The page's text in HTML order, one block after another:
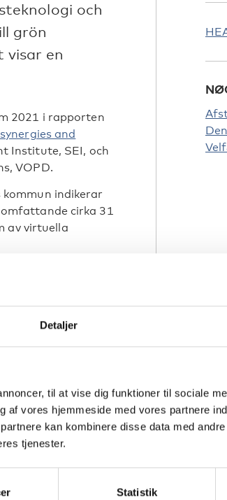
Detaljer
til at vise dig funktioner til sociale
af vores hjemmeside med vores partnere
kan kombinere disse data med
tjenester.
Statistik
och
grön
visar en
2021 i rapporten
and
Institute, SEI, och
VOPD.
indikerar
cirka 31
av virtuella
markant under
som lever i glest
vård -och
är en
och kvantitet
har frågan om
av minskade
positiva
inte har
och med det